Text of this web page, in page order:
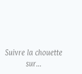
Suivre la chouette
sur…